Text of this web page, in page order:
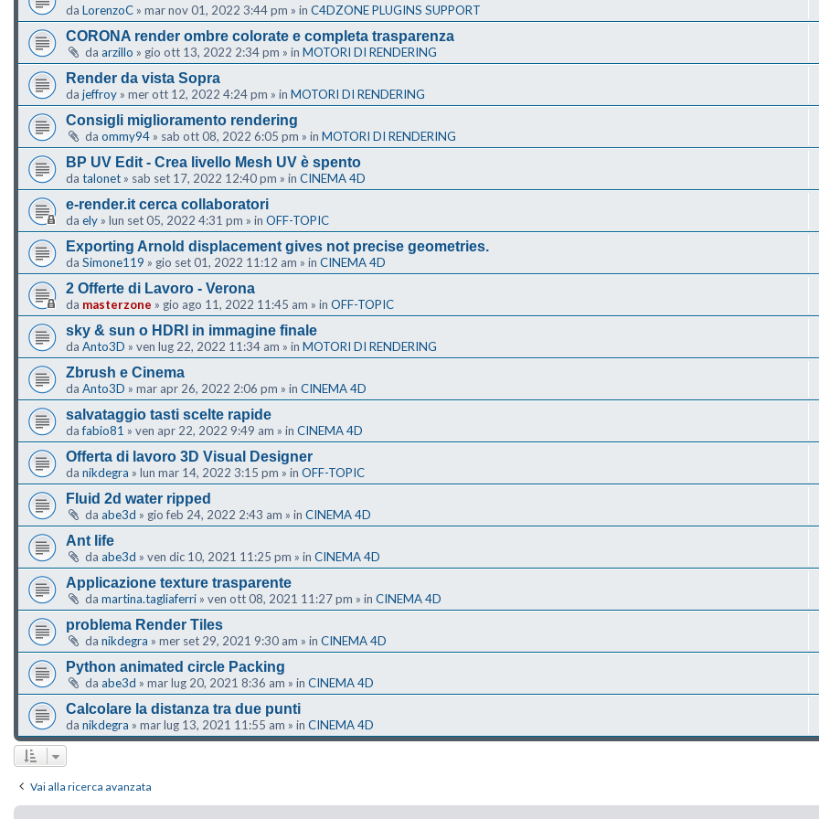
da LorenzoC » mar nov 01, 2022 3:44 pm » in C4DZONE PLUGINS SUPPORT
CORONA render ombre colorate e completa trasparenza
da arzillo » gio ott 13, 2022 2:34 pm » in MOTORI DI RENDERING
Render da vista Sopra
da jeffroy » mer ott 12, 2022 4:24 pm » in MOTORI DI RENDERING
Consigli miglioramento rendering
da ommy94 » sab ott 08, 2022 6:05 pm » in MOTORI DI RENDERING
BP UV Edit - Crea livello Mesh UV è spento
da talonet » sab set 17, 2022 12:40 pm » in CINEMA 4D
e-render.it cerca collaboratori
da ely » lun set 05, 2022 4:31 pm » in OFF-TOPIC
Exporting Arnold displacement gives not precise geometries.
da Simone119 » gio set 01, 2022 11:12 am » in CINEMA 4D
2 Offerte di Lavoro - Verona
da masterzone » gio ago 11, 2022 11:45 am » in OFF-TOPIC
sky & sun o HDRI in immagine finale
da Anto3D » ven lug 22, 2022 11:34 am » in MOTORI DI RENDERING
Zbrush e Cinema
da Anto3D » mar apr 26, 2022 2:06 pm » in CINEMA 4D
salvataggio tasti scelte rapide
dafabio81 » ven apr 22, 2022 9:49 am » in CINEMA 4D
Offerta di lavoro 3D Visual Designer
da nikdegra » lun mar 14, 2022 3:15 pm » in OFF-TOPIC
Fluid 2d water ripped
da abe3d » gio feb 24, 2022 2:43 am » in CINEMA 4D
Ant life
da abe3d » ven dic 10, 2021 11:25 pm » in CINEMA 4D
Applicazione texture trasparente
da martina.tagliaferri » ven ott 08, 2021 11:27 pm » in CINEMA 4D
problema Render Tiles
da nikdegra » mer set 29, 2021 9:30 am » in CINEMA 4D
Python animated circle Packing
da abe3d » mar lug 20, 2021 8:36 am » in CINEMA 4D
Calcolare la distanza tra due punti
da nikdegra » mar lug 13, 2021 11:55 am » in CINEMA 4D
Vai alla ricerca avanzata